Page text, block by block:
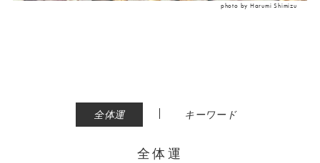
photo by Harumi Shimizu
全体運 | キーワード
全体運